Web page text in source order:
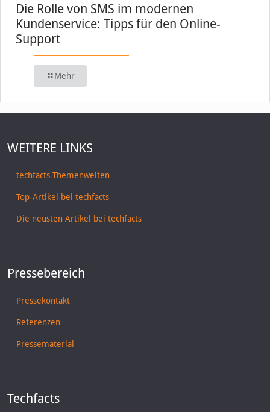
Die Rolle von SMS im modernen
Kundenservice: Tipps für den Online-
Support
Mehr
WEITERE LINKS
techfacts-Themenwelten
Top-Artikel bei techfacts
Die neusten Artikel bei techfacts
Pressebereich
Pressekontakt
Referenzen
Pressematerial
Techfacts